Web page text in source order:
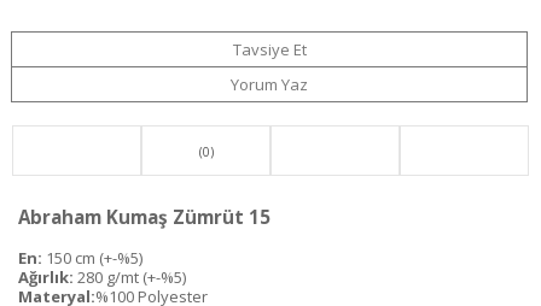
Tavsiye Et
Yorum Yaz
(0)
Abraham Kumaş Zümrüt 15
En: 150 cm (+-%5)
Ağırlık: 280 g/mt (+-%5)
Materyal:%100 Polyester